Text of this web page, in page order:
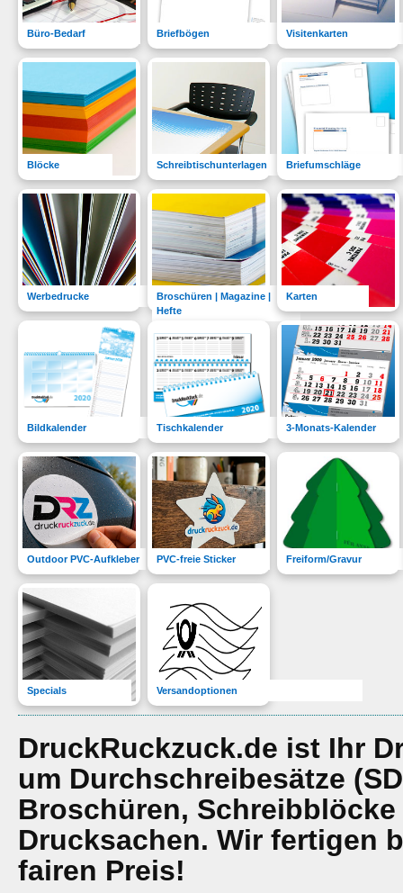
Büro-Bedarf Briefbögen Visitenkarten
Blöcke Schreibtischunterlagen Briefumschläge
Werbedrucke
Broschüren | Magazine |
Hefte
Karten
Bildkalender Tischkalender 3-Monats-Kalender
Outdoor PVC-Aufkleber PVC-freie Sticker Freiform/Gravur
Specials Versandoptionen
DruckRuckzuck.de ist Ihr
um Durchschreibesätze
Broschüren,
Drucksachen. Wir fertigen
fairen Preis!